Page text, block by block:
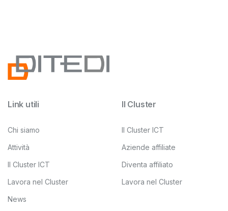
Link utili
Chi siamo
Attività
Il Cluster ICT
Lavora nel Cluster
News
Il Cluster
Il Cluster ICT
Aziende affiliate
Diventa affiliato
Lavora nel Cluster